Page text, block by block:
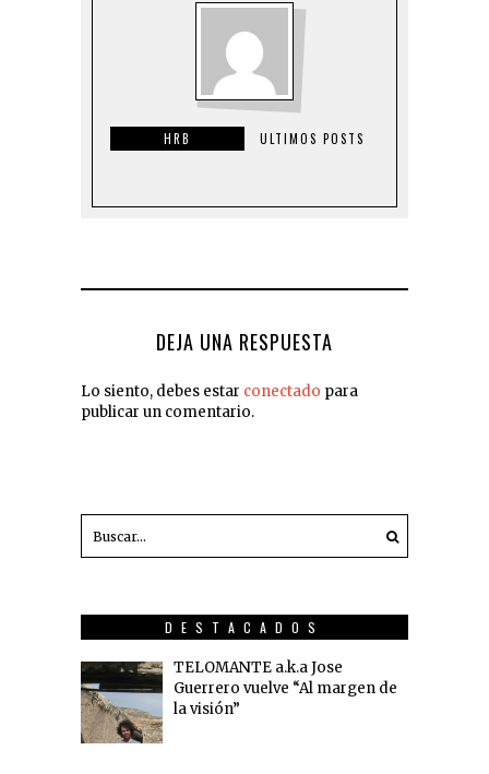
HRB ULTIMOS POSTS
DEJA UNA RESPUESTA
Lo siento, debes estar conectado para
publicar un comentario.
DESTACADOS
TELOMANTE a.k.a Jose
Guerrero vuelve “Al margen de
la visión”